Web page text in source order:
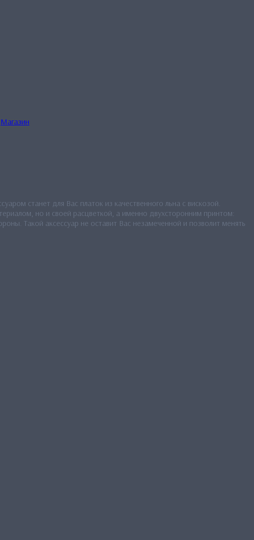
Магазин
станет для Вас платок из качественного льна с вискозой.
но и своей расцветкой, а именно двухсторонним принтом:
Такой аксессуар не оставит Вас незамеченной и позволит менять